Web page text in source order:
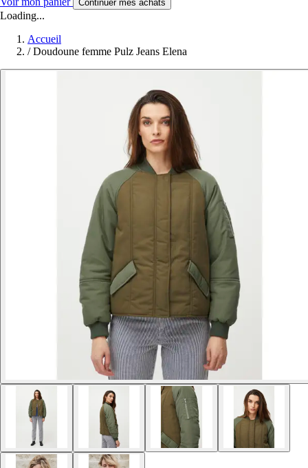
Continuer mes achats
Loading...
Accueil
/ Doudoune femme Pulz Jeans Elena